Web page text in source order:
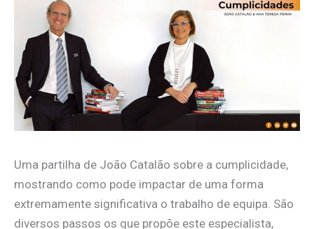
Uma partilha de João Catalão sobre a cumplicidade,
mostrando como pode impactar de uma forma
extremamente significativa o trabalho de equipa. São
diversos passos os que propõe este especialista,